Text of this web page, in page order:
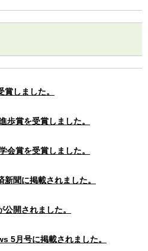
しました。
歩賞を受賞しました。
会賞を受賞しました。
聞に掲載されました。
開されました。
5月号に掲載されました。